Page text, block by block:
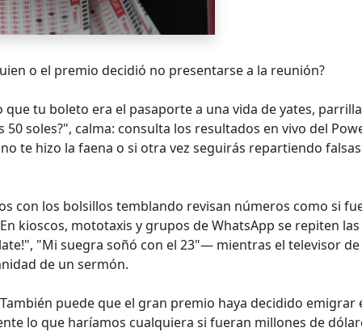
o el premio decidió no presentarse a la reunión?
que tu boleto era el pasaporte a una vida de yates,
soles?", calma: consulta los resultados en vivo del
te hizo la faena o si otra vez seguirás repartiendo falsas
con los bolsillos temblando revisan números como si
kioscos, mototaxis y grupos de WhatsApp se repiten las
"Mi suegra soñó con el 23"— mientras el televisor de
de un sermón.
puede que el gran premio haya decidido emigrar
lo que haríamos cualquiera si fueran millones de